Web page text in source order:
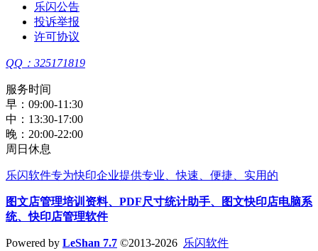
乐闪公告
投诉举报
许可协议
QQ：325171819
服务时间
早：09:00-11:30
中：13:30-17:00
晚：20:00-22:00
周日休息
乐闪软件专为快印企业提供专业、快速、便捷、实用的
图文店管理培训资料、 PDF尺寸统计助手、
图文快印店电脑系
统、快印店管理软件
Powered by LeShan 7.7 ©2013-2026 乐闪软件